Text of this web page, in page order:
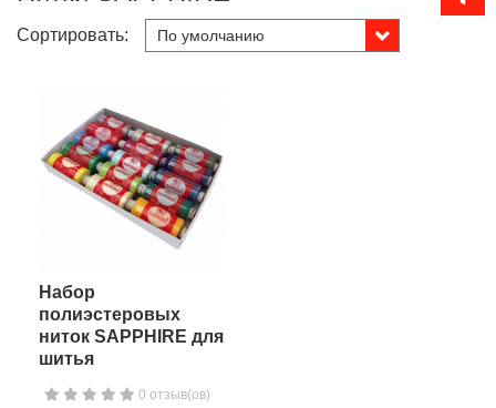
Сортировать:
Набор
полиэстеровых
ниток SAPPHIRE для
шитья
0 отзыв(ов)